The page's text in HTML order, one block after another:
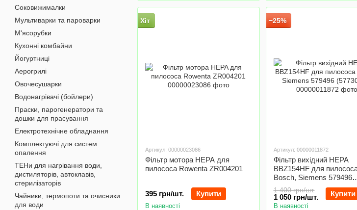
Хіт
Артикул: 00000023086
Фільтр мотора HEPA для
пилососа Rowenta ZR004201
395 грн/шт. Купити
В наявності
−25%
Артикул: 00000011872
Фільтр вихідний HEPA
BBZ154HF для
Bosch, Siemens 579496
(577303) ®
1 400 грн/шт.
1 050 грн/шт. Купити
В наявності
Соковижималки
Мультиварки та пароварки
М'ясорубки
Кухонні комбайни
Йогуртниці
Аерогрилі
Овочесушарки
Водонагрівачі (бойлери)
Праски, парогенератори та
дошки для прасування
Електротехнічне обладнання
Комплектуючі для систем
опалення
ТЕНи для нагрівання води,
дистиляторів, автоклавів,
стерилізаторів
Чайники, термопоти та очисники
для води